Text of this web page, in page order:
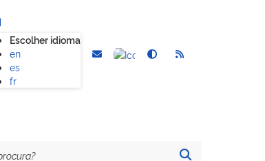
Escolher idioma
en
es
fr